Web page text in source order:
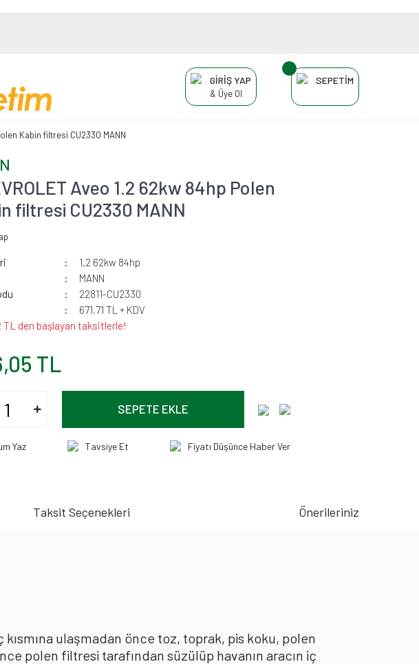
GİRİŞ YAP
& Üye Ol
SEPETİM
Kabin filtresi CU2330 MANN
Aveo 1.2 62kw 84hp Polen
filtresi CU2330 MANN
1.2 62kw 84hp
MANN
22811-CU2330
671,71 TL + KDV
TL den başlayan taksitlerle!
TL
SEPETE EKLE
Yaz Tavsiye Et Fiyatı Düşünce Haber Ver
Taksit Seçenekleri Önerileriniz
ulaşmadan önce toz, toprak, pis koku, polen
polen filtresi tarafından süzülüp havanın aracın iç